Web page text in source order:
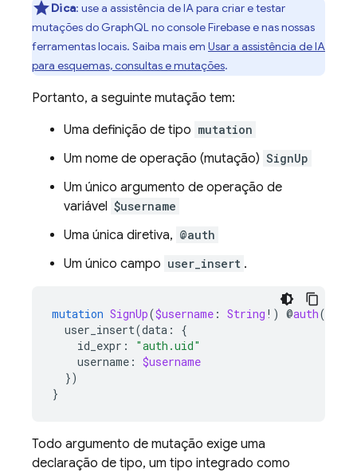
Dica: use a assistência de IA para criar e testar
mutações do GraphQL no consoleFirebasee nas nossas
ferramentas locais. Saiba mais em Usar a assistência de IA
para esquemas, consultas e mutações.
Portanto, a seguinte mutação tem:
Uma definição de tipo mutation
Um nome de operação (mutação) SignUp
Um único argumento de operação de
variável $username
Uma única diretiva, @auth
Um único campo user_insert .
mutation SignUp($username : String !) @auth(
user_insert(data :
{
id_expr :
"auth.uid"
username : $username
})
}
Todo argumento de mutação exige uma
declaração de tipo, um tipo integrado como